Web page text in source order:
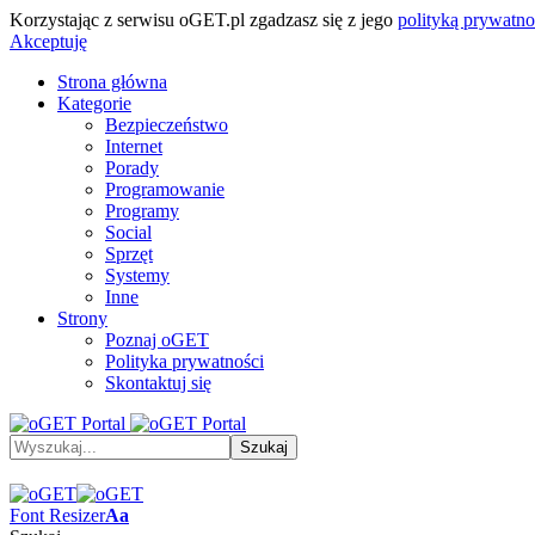
Korzystając z serwisu oGET.pl zgadzasz się z jego polityką
Akceptuję
Strona główna
Kategorie
Bezpieczeństwo
Internet
Porady
Programowanie
Programy
Social
Sprzęt
Systemy
Inne
Strony
Poznaj oGET
Polityka prywatności
Skontaktuj się
Font ResizerAa